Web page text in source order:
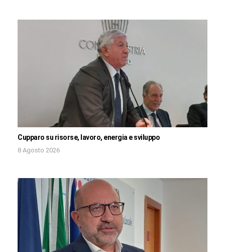
Cupparo su risorse, lavoro, energia e sviluppo
8 Agosto 2026